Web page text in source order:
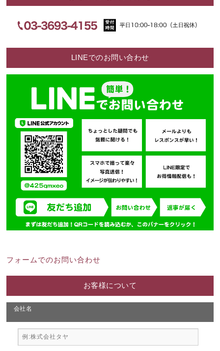
LINEでのお問い合わせ
フォームでのお問い合わせ
お客様について
会社名